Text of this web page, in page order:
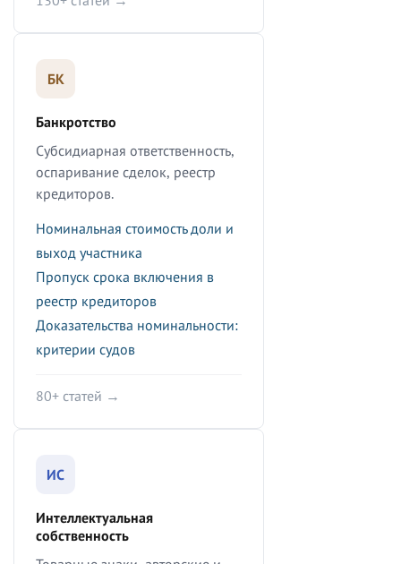
БК
Банкротство
Субсидиарная ответственность,
оспаривание сделок, реестр
кредиторов.
Номинальная стоимость доли и
выход участника
Пропуск срока включения в
реестр кредиторов
Доказательства номинальности:
критерии судов
80+ статей →
ИС
Интеллектуальная
собственность